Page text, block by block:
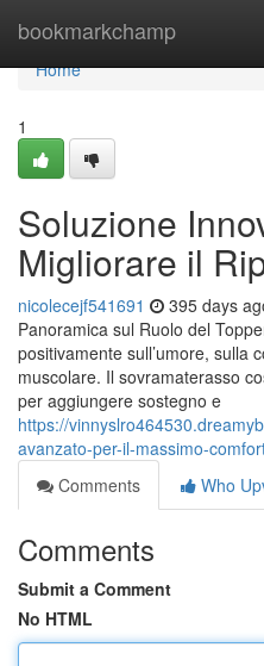
bookmarkchamp
Home
Home
1
Soluzione
Migliorare il
nicolecejf541691 395 days
Panoramica sul Ruolo del
positivamente sull’umore, sulla
muscolare. Il sovramaterasso
per aggiungere sostegno e
https://
avanzato-per-il-massimo-
Comments
Who
Comments
Submit a Comment
No HTML